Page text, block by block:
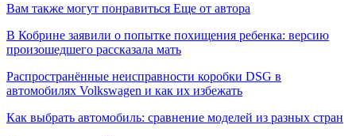
Вам также могут понравиться Еще от автора
В Кобрине заявили о попытке похищения ребенка: версию
произошедшего рассказала мать
Распространённые неисправности коробки DSG в
автомобилях Volkswagen и как их избежать
Как выбрать автомобиль: сравнение моделей из разных стран